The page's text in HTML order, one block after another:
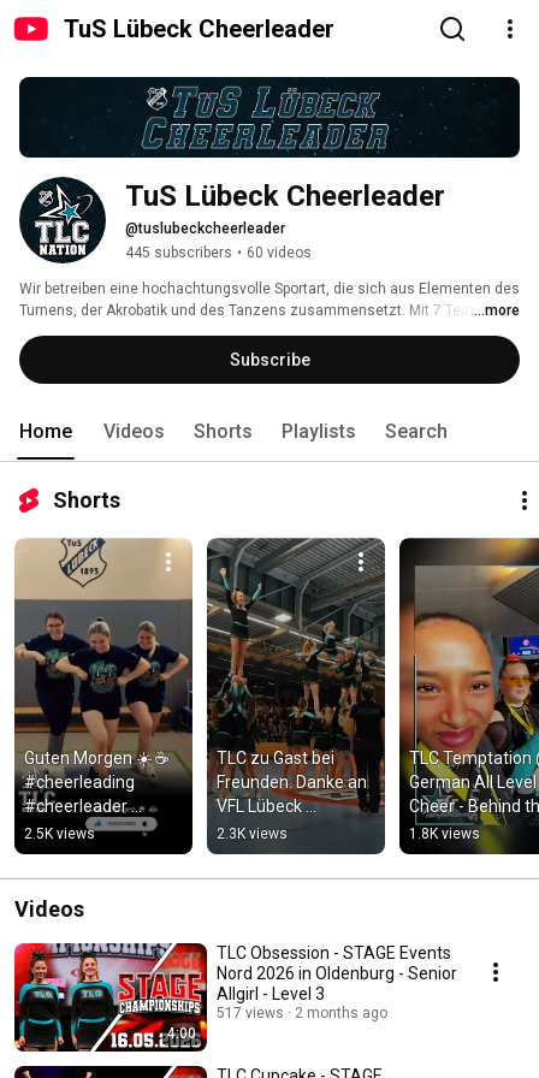
TuS Lübeck Cheerleader
TuS Lübeck Cheerleader
@tuslubeckcheerleader
445 subscribers • 60 videos
Wir betreiben eine hochachtungsvolle Sportart, die sich aus Elementen des
Turnens, der Akrobatik und des Tanzens zusammensetzt. Mit 7 Teams im
Aufbau- und Wettkampfbereich präsentieren wir mit knapp 150 Aktiven
unseren Verein bei diversen Meisterschaften und Auftritten wie z.B. dem
Lübecker Volksfestzug.
...more
Subscribe
Home Videos Shorts Playlists Search
Shorts
Guten Morgen ☀️ ☕️
#cheerleading
#cheerleader
#lübeck
#gutenmorgen
#sport
2.5K views
TLC zu Gast bei
Freunden. Danke an
VFL Lübeck
Schwartau für die
Einladung 💙
#cheerleading
2.3K views
TLC Temptation
German All Level
Cheer - Behind
scenes -
1.8K views
Videos
4:00
TLC Obsession - STAGE Events
Nord 2026 in Oldenburg - Senior
Allgirl - Level 3
517 views 2 months ago